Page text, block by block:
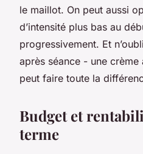
le maillot. On peut aussi
d’intensité plus bas au
progressivement. Et
après séance - une
peut faire toute la
Budget et
terme